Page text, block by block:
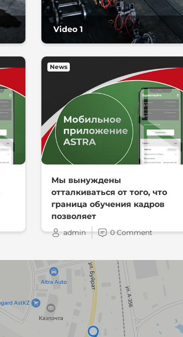
Video 1
News
Мы вынуждены
отталкиваться от того, что
граница обучения кадров
позволяет
admin 0 Comment